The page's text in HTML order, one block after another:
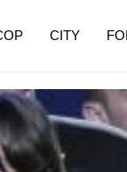
CITY
investigația